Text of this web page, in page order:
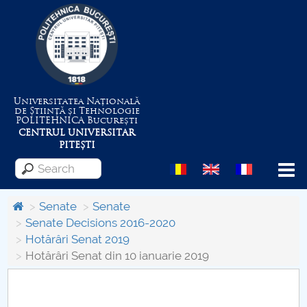
Universitatea Națională
de Știință și Tehnologie
POLITEHNICABucurești
CENTRUL UNIVERSITAR
PITEȘTI
Menu
About the University
Centrul de Management al Proiectelor
Senate
Senate
Senate Decisions 2016-2020
Hotărâri Senat 2019
Hotărâri Senat din 10 ianuarie 2019